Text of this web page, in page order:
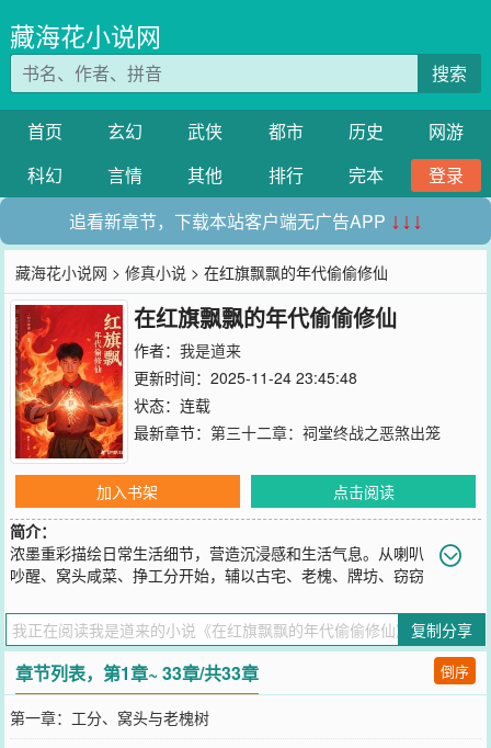
藏海花小说网
搜索
首页 玄幻 武侠 都市 历史
网游
科幻
言情 其他 排行 完本
登录
追看新章节，下载本站客户端无广告APP ↓↓↓
藏海花小说网 >修真小说 > 在红旗飘飘的年代偷偷修仙
在红旗飘飘的年代偷偷修仙
作者： 我是道来
更新时间：2025-11-24 23:45:48
状态：连载
最新章节： 第三十二章：祠堂终战之恶煞出笼
加入书架
点击阅读
简介：
浓墨重彩描绘日常生活细节，营造沉浸感和生活气息。从喇叭
吵醒、窝头咸菜、挣工分开始，辅以古宅、老槐、牌坊、窃窃
您要是觉得《在红旗飘飘的年代偷偷修仙》还不错的话请不要忘记向
您QQ群和微博微信里的朋友推荐哦！
复制分享
章节列表，第1章~ 33章/共33章 倒序
第一章：工分、窝头与老槐树